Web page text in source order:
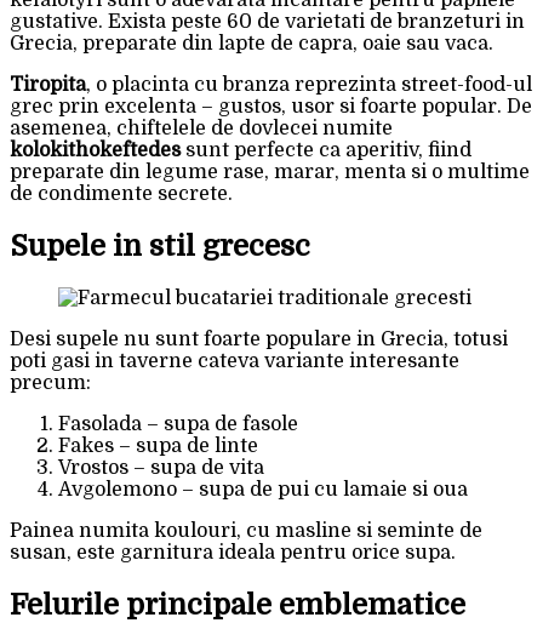
gustative. Exista peste 60 de varietati de branzeturi in
Grecia, preparate din lapte de capra, oaie sau vaca.
Tiropita, o placinta cu branza reprezinta street-food-ul
grec prin excelenta – gustos, usor si foarte popular. De
asemenea, chiftelele de dovlecei numite
kolokithokeftedessunt perfecte ca aperitiv, fiind
preparate din legume rase, marar, menta si o multime
de condimente secrete.
Supele in stil grecesc
Desi supele nu sunt foarte populare in Grecia, totusi
poti gasi in taverne cateva variante interesante
precum:
Fasolada – supa de fasole
Fakes – supa de linte
Vrostos – supa de vita
Avgolemono – supa de pui cu lamaie si oua
Painea numita koulouri, cu masline si seminte de
susan, este garnitura ideala pentru orice supa.
Felurile principale emblematice